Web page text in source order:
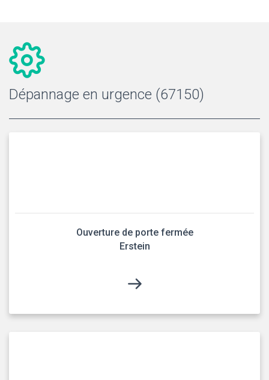
Dépannage en urgence (67150)
Ouverture de porte fermée
Erstein